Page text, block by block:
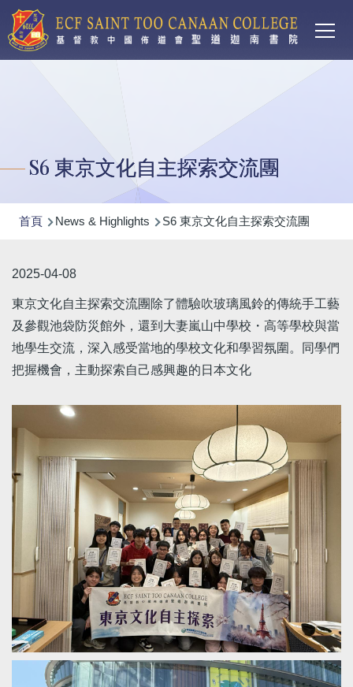
移至主內容
S6 東京文化自主探索交流團
導
連
結
首頁 News & Highlights S6 東京文化自主探索交流團
2025-04-08
東京文化自主探索交流團除了體驗吹玻璃風鈴的傳統手工藝
及參觀池袋防災館外，還到大妻嵐山中學校・高等學校與當
地學生交流，深入感受當地的學校文化和學習氛圍。同學們
把握機會，主動探索自己感興趣的日本文化